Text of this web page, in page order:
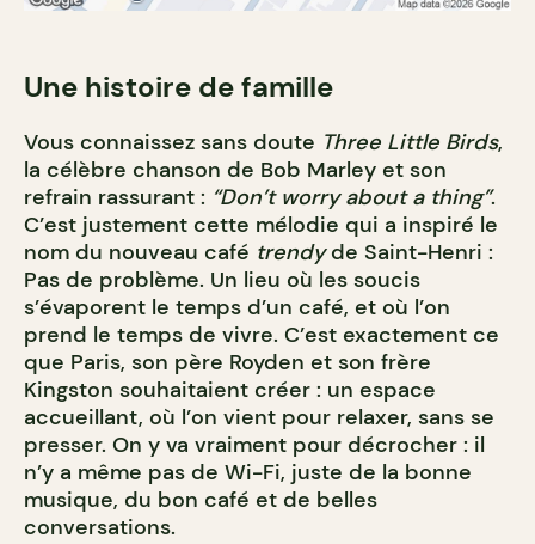
Une histoire de famille
Vous connaissez sans doute Three Little Birds,
la célèbre chanson de Bob Marley et son
refrain rassurant : “Don’t worry about a thing”.
C’est justement cette mélodie qui a inspiré le
nom du nouveau café trendyde Saint-Henri :
Pas de problème. Un lieu où les soucis
s’évaporent le temps d’un café, et où l’on
prend le temps de vivre. C’est exactement ce
que Paris, son père Royden et son frère
Kingston souhaitaient créer : un espace
accueillant, où l’on vient pour relaxer, sans se
presser. On y va vraiment pour décrocher : il
n’y a même pas de Wi-Fi, juste de la bonne
musique, du bon café et de belles
conversations.